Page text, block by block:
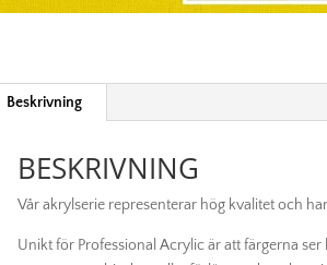
Beskrivning
BESKRIVNING
Vår akrylserie representerar hög kvalitet och
Unikt för Professional Acrylic är att färgerna